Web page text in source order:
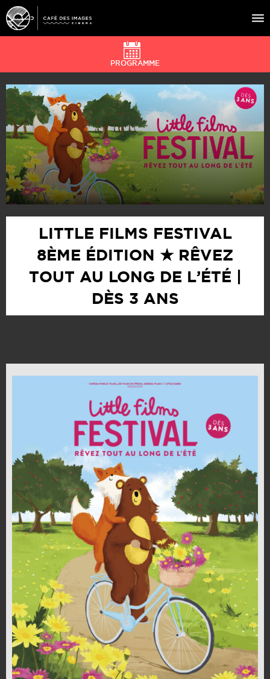
À L’AFFICHE
ÉVÉNEMENTS
CAFÉ DU CINÉ
PRATIQUE
ÉDUCATION AUX IMAGES
PROGRAMME
LITTLE FILMS FESTIVAL
8ÈME ÉDITION ★ RÊVEZ
TOUT AU LONG DE L’ÉTÉ |
DÈS 3 ANS